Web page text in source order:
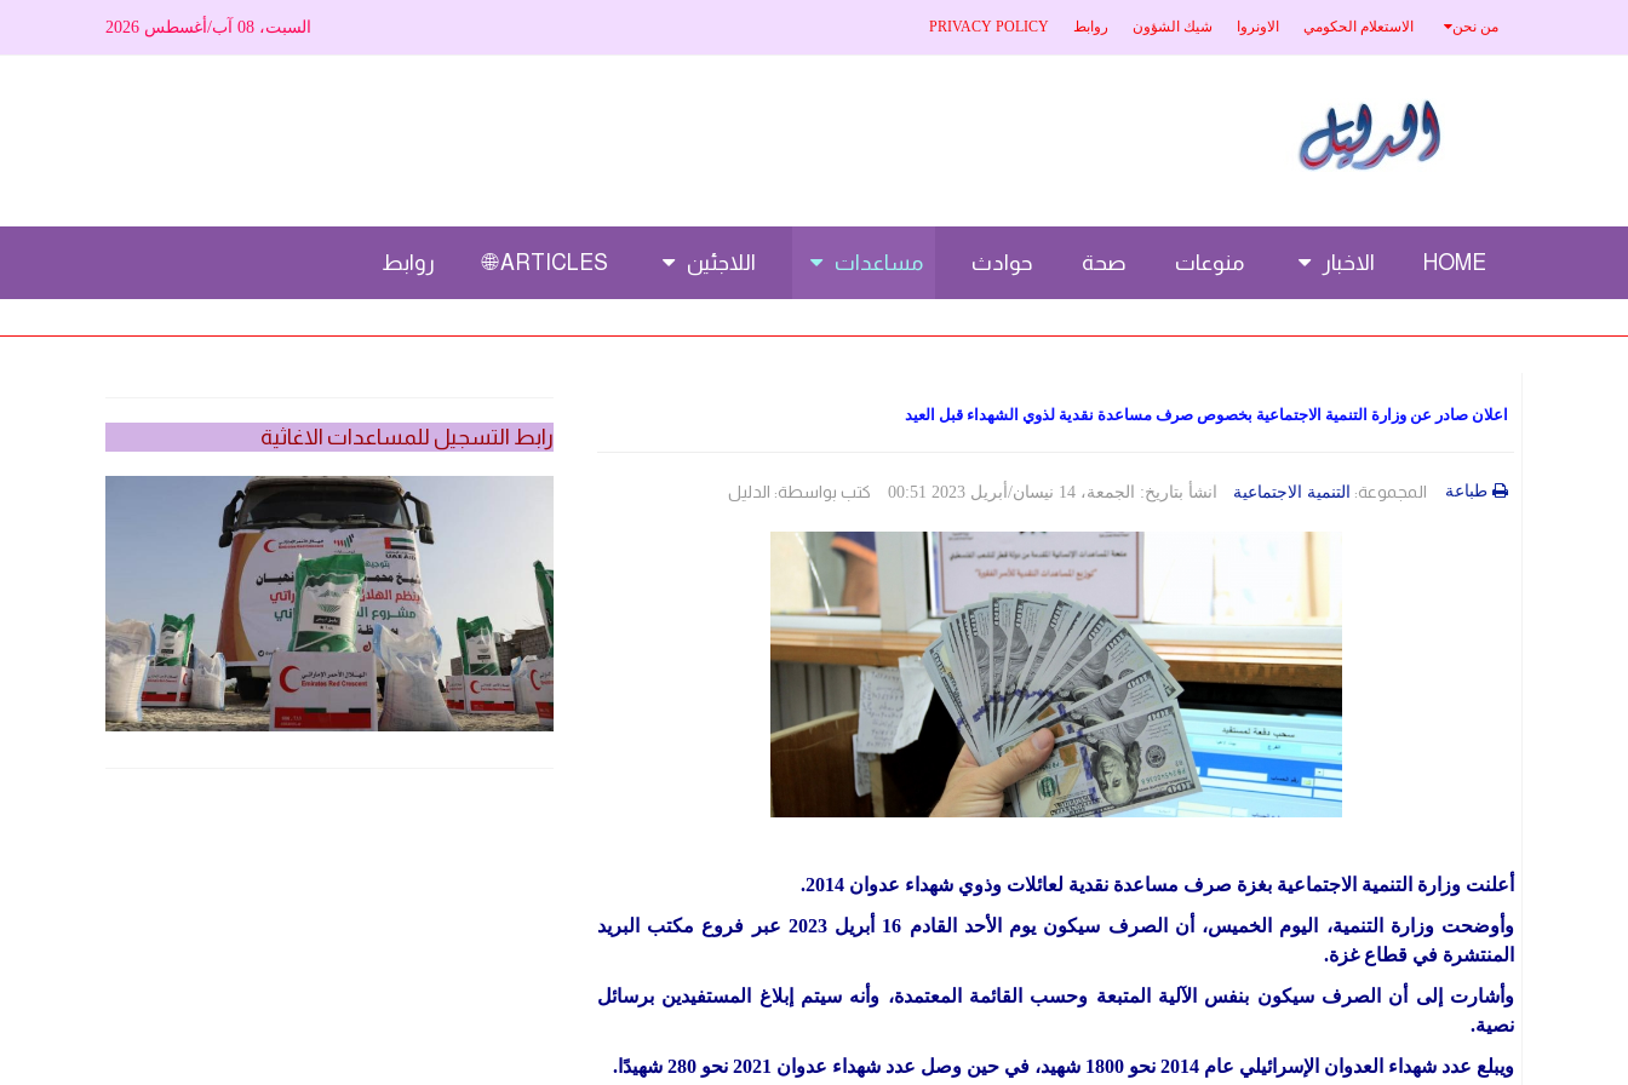
من نحن الاستعلام الحكومي الاونروا شيك الشؤون روابط PRIVACY POLICY السبت، 08 آب/أغسطس 2026
HOME الاخبار منوعات صحة حوادث مساعدات اللاجئين ARTICLES 🌐 روابط
اعلان صادر عن وزارة التنمية الاجتماعية بخصوص صرف مساعدة نقدية لذوي الشهداء قبل العيد
المجموعة: التنمية الاجتماعية انشأ بتاريخ: الجمعة، 14 نيسان/أبريل 2023 00:51 كتب بواسطة: الدليل طباعة
أعلنت وزارة التنمية الاجتماعية بغزة صرف مساعدة نقدية لعائلات وذوي شهداء عدوان 2014.
وأوضحت وزارة التنمية، اليوم الخميس، أن الصرف سيكون يوم الأحد القادم 16 أبريل 2023 عبر فروع مكتب البريد
المنتشرة في قطاع غزة.
وأشارت إلى أن الصرف سيكون بنفس الآلية المتبعة وحسب القائمة المعتمدة، وأنه سيتم إبلاغ المستفيدين برسائل
نصية.
ويبلع عدد شهداء العدوان الإسرائيلي عام 2014 نحو 1800 شهيد، في حين وصل عدد شهداء عدوان 2021 نحو 280 شهيدًا.
رابط التسجيل للمساعدات الاغاثية